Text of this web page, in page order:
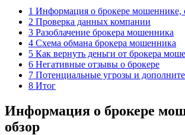
1 Информация о брокере мошеннике,
2 Проверка данных компании
3 Разоблачение брокера мошенника
4 Схема обмана брокера мошенника
5 Как вернуть деньги от брокера
6 Негативные отзывы о брокере
7 Потенциальные угрозы и
8 Итог
Информация о брокере
обзор